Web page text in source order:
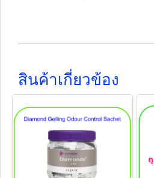
สินค้าเกี่ยวข้อง